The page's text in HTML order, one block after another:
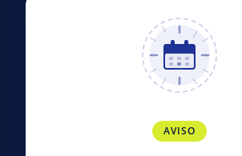
AVISO